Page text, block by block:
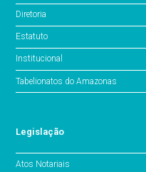
Diretoria
Estatuto
Institucional
Tabelionatos do Amazonas
Legislação
Atos Notariais